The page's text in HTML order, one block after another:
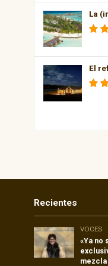
La
El
Recientes
VOCES
«Ya no